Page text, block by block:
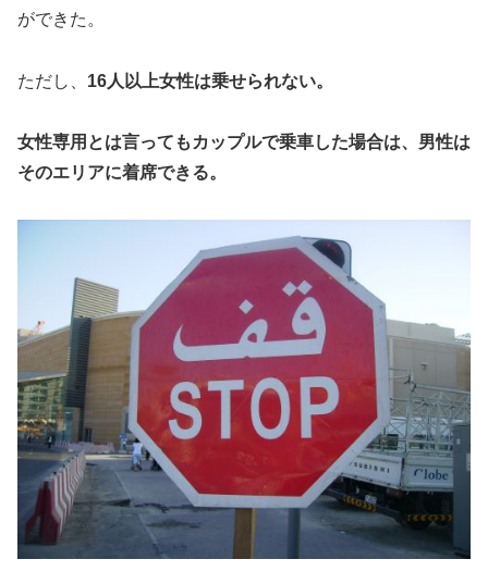
ができた。
ただし、 16人以上女性は乗せられない。
女性専用とは言ってもカップルで乗車した場合は、男性は
そのエリアに着席できる。